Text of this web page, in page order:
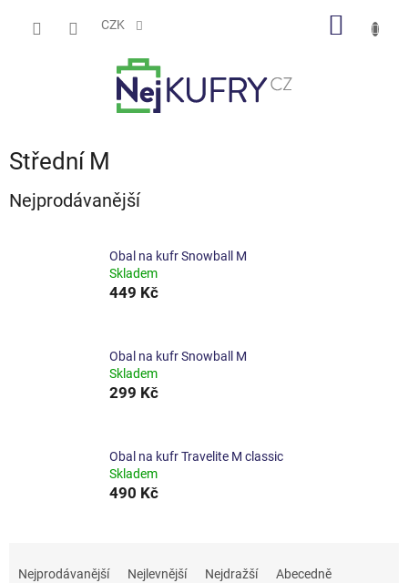
CZK
Střední M
Nejprodávanější
Obal na kufr Snowball M
Skladem
449 Kč
Obal na kufr Snowball M
Skladem
299 Kč
Obal na kufr Travelite M classic
Skladem
490 Kč
Nejprodávanější Nejlevnější Nejdražší Abecedně